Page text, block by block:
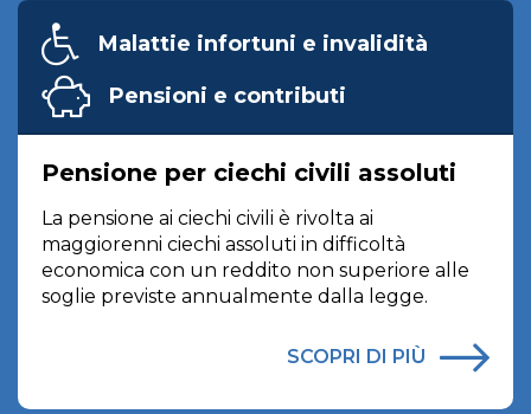
Malattie infortuni e invalidità
Pensioni e contributi
Pensione per ciechi civili assoluti
La pensione ai ciechi civili è rivolta ai
maggiorenni ciechi assoluti in difficoltà
economica con un reddito non superiore alle
soglie previste annualmente dalla legge.
SCOPRI DI PIÙ